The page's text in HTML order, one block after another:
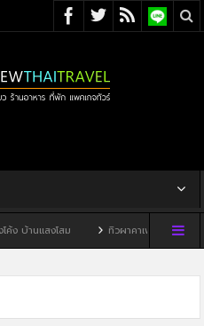
ทิวผาคาเฟ่ บ้านพิพิธภัณฑ์ไทดำ